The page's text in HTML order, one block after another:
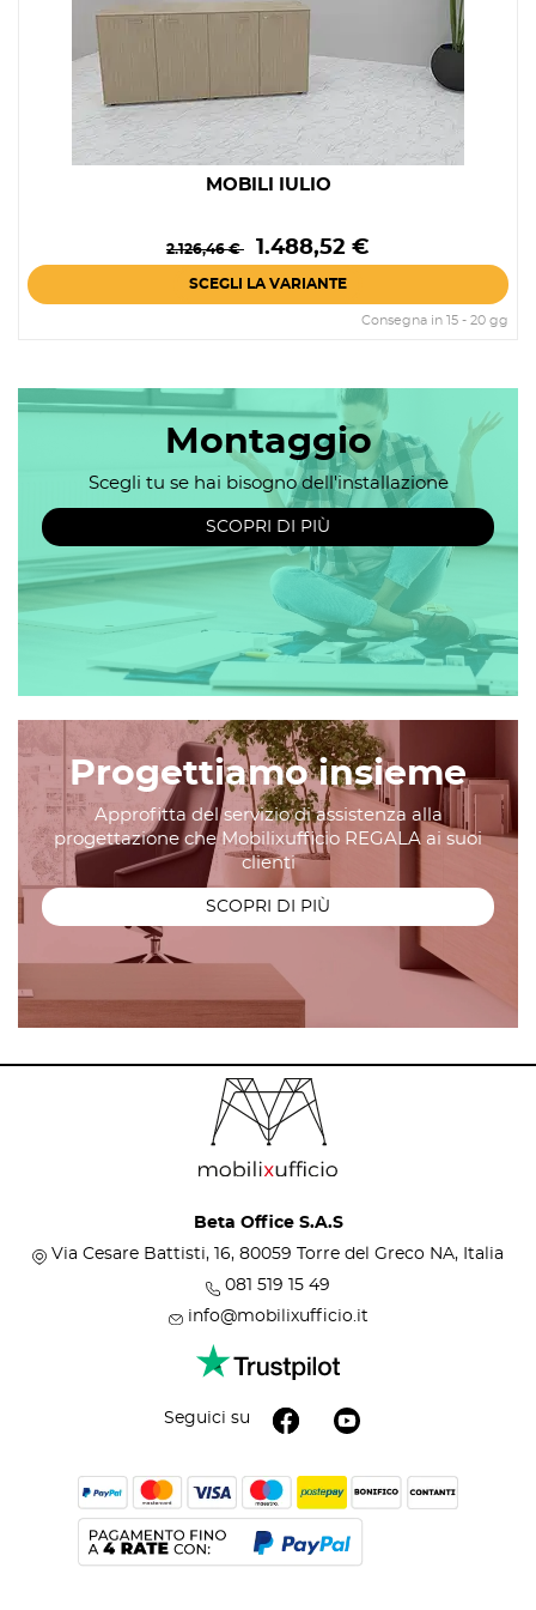
MOBILI IULIO
Prezzo
Prezzo
base
2.126,46 € 1.488,52 €
SCEGLI LA VARIANTE
Consegna in 15 - 20 gg
Montaggio
Scegli tu se hai bisogno dell'installazione
SCOPRI DI PIÙ
Progettiamo insieme
Approfitta del servizio di assistenza alla
progettazione che Mobilixufficio REGALA ai suoi
clienti
SCOPRI DI PIÙ
Beta Office S.A.S
Via Cesare Battisti, 16, 80059 Torre del Greco NA, Italia
081 519 15 49
info@mobilixufficio.it
Seguici su